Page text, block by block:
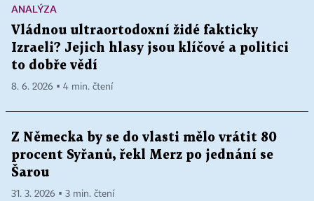
ANALÝZA
Vládnou ultraortodoxní židé fakticky
Izraeli? Jejich hlasy jsou klíčové a politici
to dobře vědí
8. 6. 2026 ▪ 4 min. čtení
Z Německa by se do vlasti mělo vrátit 80
procent Syřanů, řekl Merz po jednání se
Šarou
31. 3. 2026 ▪ 3 min. čtení